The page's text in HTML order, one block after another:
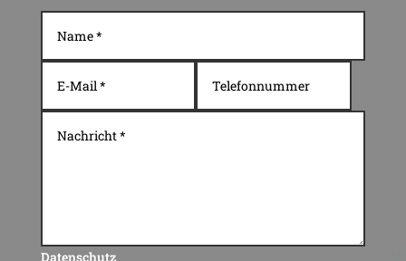
Datenschutz